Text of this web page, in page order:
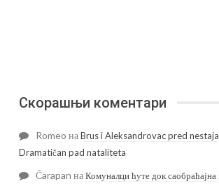
Скорашњи коментари
Romeo наBrus i Aleksandrovac pred
Dramatičan pad nataliteta
Čarapan наКомуналци ћуте док саобраћајна